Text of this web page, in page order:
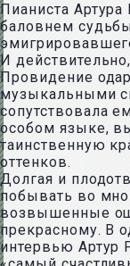
Пианиста
баловнем
И
Провидение
музыкальными
сопутствовала
особом языке,
таинственную
оттенков.
Долгая и
побывать во
возвышенные
прекрасному. В
интервью Артур